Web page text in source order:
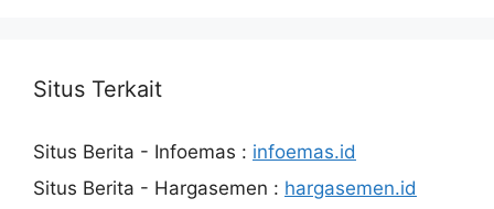
Situs Terkait
Situs Berita - Infoemas : infoemas.id
Situs Berita - Hargasemen : hargasemen.id